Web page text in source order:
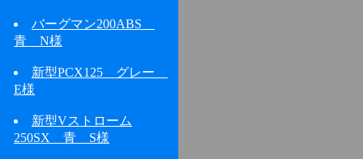
バーグマン200ABS
青 N様
新型PCX125 グレー
E様
新型Vストローム
250SX 青 S様